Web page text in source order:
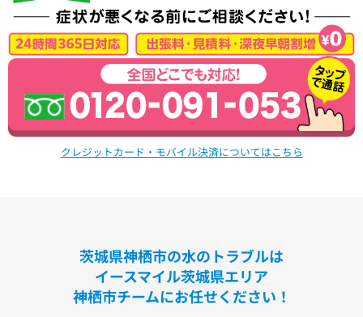
クレジットカード・モバイル決済についてはこちら
茨城県神栖市の水のトラブルは
イースマイル茨城県エリア
神栖市チームにお任せください！